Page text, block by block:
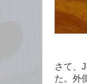
さて、
た。外